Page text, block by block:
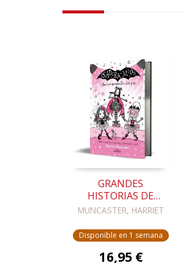
GRANDES
HISTORIAS DE
ISADORA MOON 8 -
LAS
VAMPIESTRELLAS
DEL POP
MUNCASTER, HARRIET
Disponible en 1 semana
16,95 €